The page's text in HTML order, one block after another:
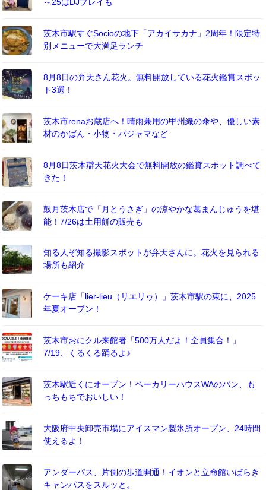
～25はDJプレイも
茨木市駅すぐSocioの地下「アカイサカナ」2周年！限定特
別メニューで大満足ランチ
8月8日の弁天さん花火。無料開放している花火鑑賞スポッ
ト3選！
茨木市renaお蔵店へ！晴雨兼用の甲州織の傘や、優しい素
材のかばん・小物・パジャマなど
8月8日茨木辯天花火大会で無料開放の鑑賞スポット調べて
きた！
鼓月茨木店で「月とうさぎ」の涼やかな葛まんじゅうを堪
能！7/26は土用餅の販売も
知る人ぞ知る撮影スポットが弁天さんに。花火を見られる
場所も紹介
ケーキ店「lier-lieu（リエリゥ）」茨木市駅の東に、2025
年夏オープン！
茨木市おにクル来館者「500万人だよ！全員集合！」
7/19、くるくる踊るよ♪
茨木駅近くにオープン！ベーカリーハウスWAのパン、も
っちもちでおいしい！
大阪府中央卸売市場にアイスマン製氷所オープン、24時間
使えるよ！
アンダーパス、片側の歩道開通！イオンと立命館いばらき
キャンパスをスルッと。